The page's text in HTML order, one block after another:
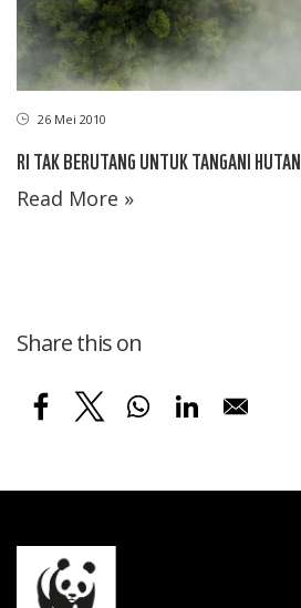
26 Mei 2010
RI TAK BERUTANG UNTUK TANGANI HUTAN
Read More »
Share this on